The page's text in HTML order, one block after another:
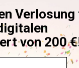
ab
von 200